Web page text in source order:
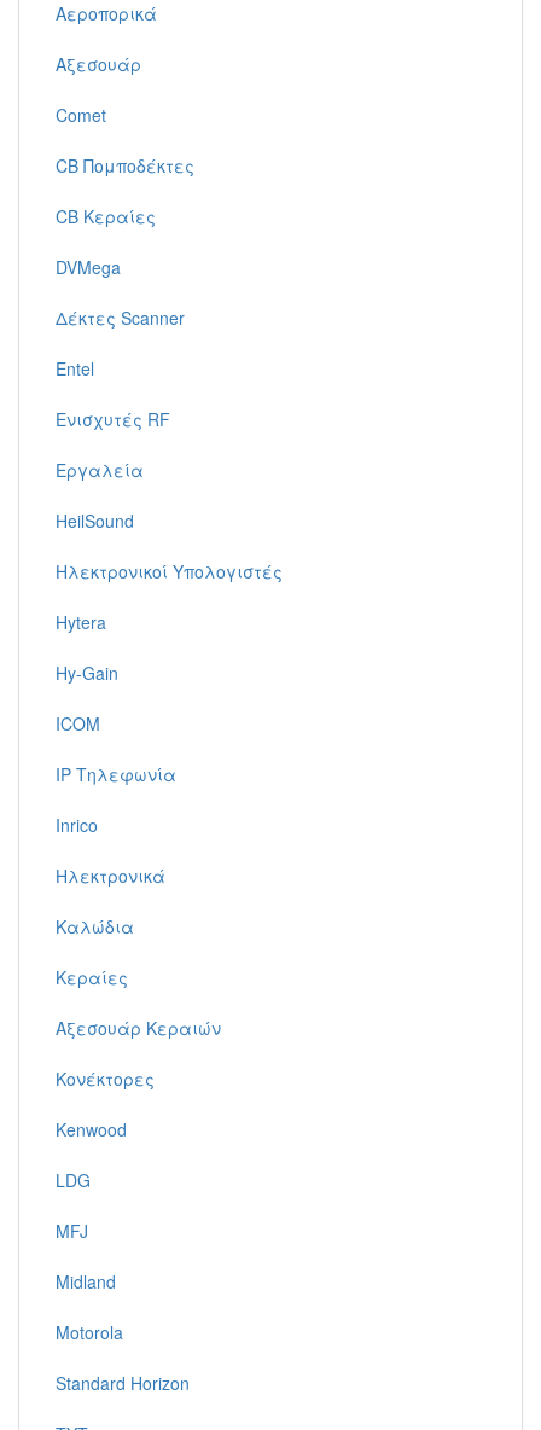
Αεροπορικά
Αξεσουάρ
Comet
CB Πομποδέκτες
CB Κεραίες
DVMega
Δέκτες Scanner
Entel
Ενισχυτές RF
Εργαλεία
HeilSound
Ηλεκτρονικοί Υπολογιστές
Hytera
Hy-Gain
ICOM
IP Τηλεφωνία
Inrico
Ηλεκτρονικά
Καλώδια
Κεραίες
Αξεσουάρ Κεραιών
Κονέκτορες
Kenwood
LDG
MFJ
Midland
Motorola
Standard Horizon